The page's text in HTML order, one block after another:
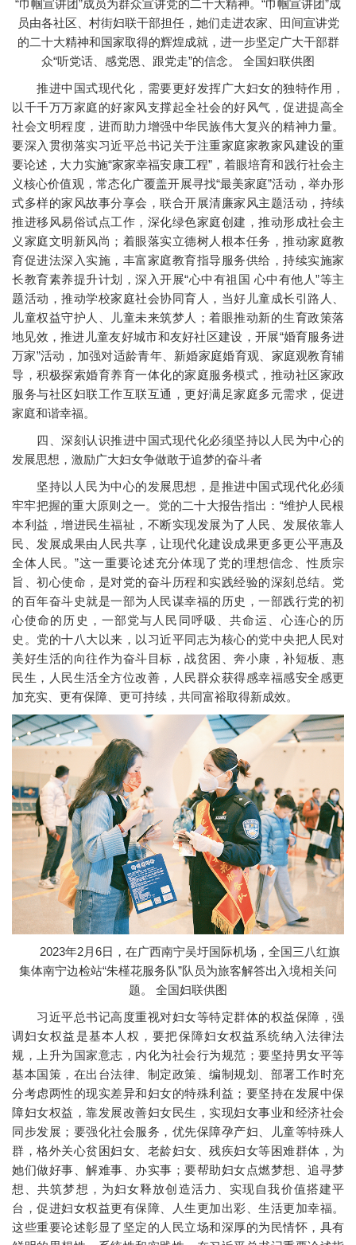
“巾帼宣讲团”成员为群众宣讲党的二十大精神。“巾帼宣讲团”成
员由各社区、村街妇联干部担任，她们走进农家、田间宣讲党
的二十大精神和国家取得的辉煌成就，进一步坚定广大干部群
众“听党话、感党恩、跟党走”的信念。 全国妇联供图
推进中国式现代化，需要更好发挥广大妇女的独特作用，
以千千万万家庭的好家风支撑起全社会的好风气，促进提高全
社会文明程度，进而助力增强中华民族伟大复兴的精神力量。
要深入贯彻落实习近平总书记关于注重家庭家教家风建设的重
要论述，大力实施“家家幸福安康工程”，着眼培育和践行社会主
义核心价值观，常态化广覆盖开展寻找“最美家庭”活动，举办形
式多样的家风故事分享会，联合开展清廉家风主题活动，持续
推进移风易俗试点工作，深化绿色家庭创建，推动形成社会主
义家庭文明新风尚；着眼落实立德树人根本任务，推动家庭教
育促进法深入实施，丰富家庭教育指导服务供给，持续实施家
长教育素养提升计划，深入开展“心中有祖国 心中有他人”等主
题活动，推动学校家庭社会协同育人，当好儿童成长引路人、
儿童权益守护人、儿童未来筑梦人；着眼推动新的生育政策落
地见效，推进儿童友好城市和友好社区建设，开展“婚育服务进
万家”活动，加强对适龄青年、新婚家庭婚育观、家庭观教育辅
导，积极探索婚育养育一体化的家庭服务模式，推动社区家政
服务与社区妇联工作互联互通，更好满足家庭多元需求，促进
家庭和谐幸福。
四、深刻认识推进中国式现代化必须坚持以人民为中心的
发展思想，激励广大妇女争做敢于追梦的奋斗者
坚持以人民为中心的发展思想，是推进中国式现代化必须
牢牢把握的重大原则之一。党的二十大报告指出：“维护人民根
本利益，增进民生福祉，不断实现发展为了人民、发展依靠人
民、发展成果由人民共享，让现代化建设成果更多更公平惠及
全体人民。”这一重要论述充分体现了党的理想信念、性质宗
旨、初心使命，是对党的奋斗历程和实践经验的深刻总结。党
的百年奋斗史就是一部为人民谋幸福的历史，一部践行党的初
心使命的历史，一部党与人民同呼吸、共命运、心连心的历
史。党的十八大以来，以习近平同志为核心的党中央把人民对
美好生活的向往作为奋斗目标，战贫困、奔小康，补短板、惠
民生，人民生活全方位改善，人民群众获得感幸福感安全感更
加充实、更有保障、更可持续，共同富裕取得新成效。
2023年2月6日，在广西南宁吴圩国际机场，全国三八红旗
集体南宁边检站“朱槿花服务队”队员为旅客解答出入境相关问
题。 全国妇联供图
习近平总书记高度重视对妇女等特定群体的权益保障，强
调妇女权益是基本人权，要把保障妇女权益系统纳入法律法
规，上升为国家意志，内化为社会行为规范；要坚持男女平等
基本国策，在出台法律、制定政策、编制规划、部署工作时充
分考虑两性的现实差异和妇女的特殊利益；要坚持在发展中保
障妇女权益，靠发展改善妇女民生，实现妇女事业和经济社会
同步发展；要强化社会服务，优先保障孕产妇、儿童等特殊人
群，格外关心贫困妇女、老龄妇女、残疾妇女等困难群体，为
她们做好事、解难事、办实事；要帮助妇女点燃梦想、追寻梦
想、共筑梦想，为妇女释放创造活力、实现自我价值搭建平
台，促进妇女权益更有保障、人生更加出彩、生活更加幸福。
这些重要论述彰显了坚定的人民立场和深厚的为民情怀，具有